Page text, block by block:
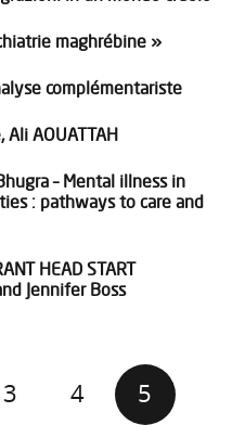
maghrébine »
complémentariste
AOUATTAH
– Mental illness in
: pathways to care and
HEAD START
Jennifer Boss
3 4 5